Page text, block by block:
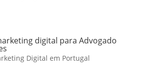
digital para Advogado
Digital em Portugal